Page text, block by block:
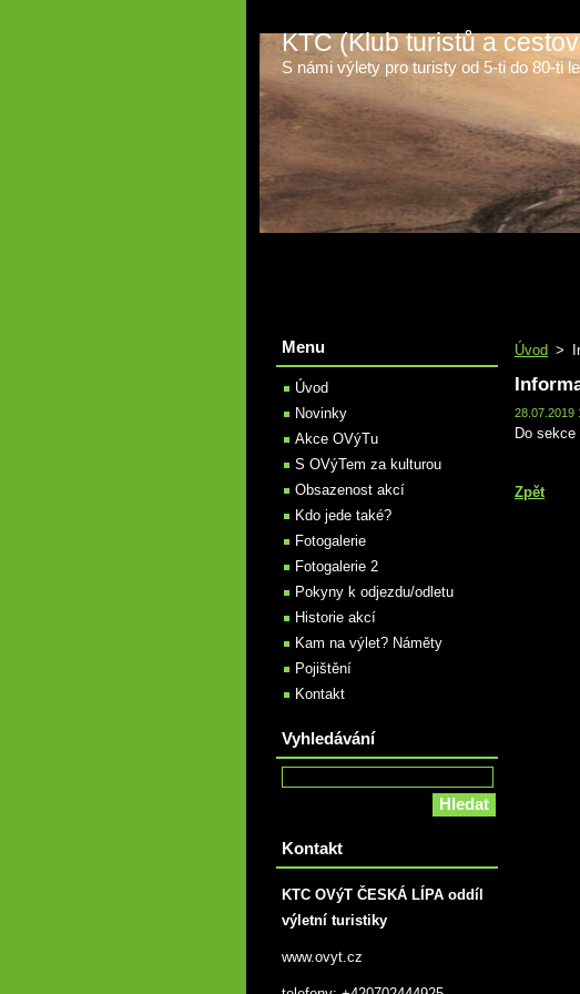
KTC (Klub turistů a
S námi výlety pro turisty od 5-ti do 80-ti
Úvod >
28.07.2019
Do
Zpět
Menu
Úvod
Novinky
Akce OVýTu
S OVýTem za kulturou
Obsazenost akcí
Kdo jede také?
Fotogalerie
Fotogalerie 2
Pokyny k odjezdu/odletu
Historie akcí
Kam na výlet? Náměty
Pojištění
Kontakt
Vyhledávání
Kontakt
KTC OVýT ČESKÁ LÍPA oddíl
výletní turistiky
www.ovyt.cz